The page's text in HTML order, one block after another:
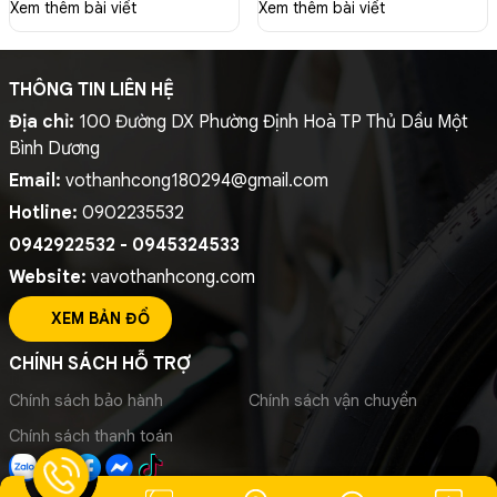
Xem thêm bài viết Xem thêm bài viết
THÔNG TIN LIÊN HỆ
Địa chỉ: 100 Đường DX Phường Định Hoà TP Thủ Dầu Một
Bình Dương
Email: vothanhcong180294@gmail.com
Hotline: 0902235532
0942922532 - 0945324533
Website: vavothanhcong.com
XEM BẢN ĐỒ
CHÍNH SÁCH HỖ TRỢ
Chính sách bảo hành
Chính sách vận chuyển
Chính sách thanh toán